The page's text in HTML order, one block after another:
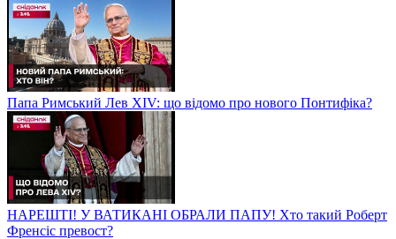
Папа Римський Лев XIV: що відомо про нового Понтифіка?
НАРЕШТІ! У ВАТИКАНІ ОБРАЛИ ПАПУ! Хто такий Роберт
Френсіс превост?